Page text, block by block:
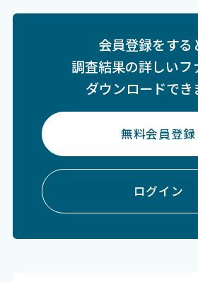
会員登録をする
調査結果の詳しいフ
ダウンロードでき
無料会員登録
ログイン